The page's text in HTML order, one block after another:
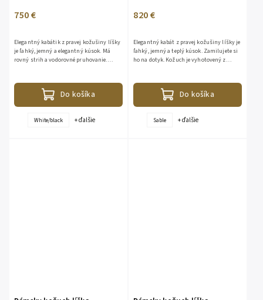
750 €
Do košíka
Elegantný kabátik z pravej kožušiny líšky
je ľahký, jemný a elegantný kúsok. Má
rovný strih a vodorovné pruhovanie.
White/black + ďalšie
820 €
Do košíka
Elegantný kabát z pravej kožušiny líšky je
ľahký, jemný a teplý kúsok. Zamilujete si
ho na dotyk. Kožuch je vyhotovený z
Sable + ďalšie